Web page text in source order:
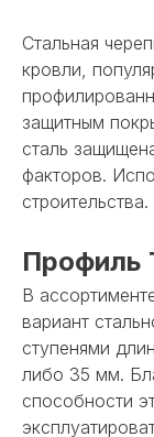
Стальная
кровли,
защитным
сталь
факторов.
строительства.
В
вариант
ступенями
либо 35 мм.
способности